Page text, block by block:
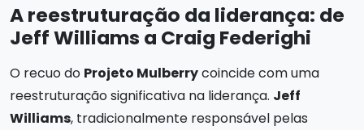
A reestruturação da liderança: de
Jeff Williams a Craig Federighi
O recuo do Projeto Mulberrycoincide com uma
reestruturação significativa na liderança. Jeff
Williams, tradicionalmente responsável pelas